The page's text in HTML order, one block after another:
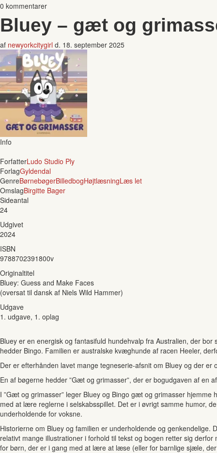
0 kommentarer
Bluey – gæt og
af newyorkcitygirl d. 18. september 2025
Info
ForfatterLudo Studio Ply
ForlagGyldendal
GenreBørnebøgerBilledbogHøjtlæsningLæs let
OmslagBirgitte Bager
Sideantal
24
Udgivet
2024
ISBN
9788702391800v
Originaltitel
Bluey: Guess and Make Faces
(oversat til dansk af Niels Wild Hammer)
Udgave
1. udgave, 1. oplag
Bluey er en energisk og fantasifuld hundehvalp fra Australien, der
hedder Bingo. Familien er australske kvæghunde af racen Heeler,
Der er efterhånden lavet mange tegneserie-afsnit om Bluey og der
En af bøgerne hedder ”Gæt og grimasser”, der er bogudgaven af en
I ”Gæt og grimasser” leger Bluey og Bingo gæt og grimasser
med at lære reglerne i selskabsspillet. Det er i øvrigt samme humor,
underholdende for voksne.
Historierne om Bluey og familien er underholdende og
relativt mange illustrationer i forhold til tekst og bogen retter sig
for børn, der er i gang med at lære at læse (eller for barnlige sjæle,